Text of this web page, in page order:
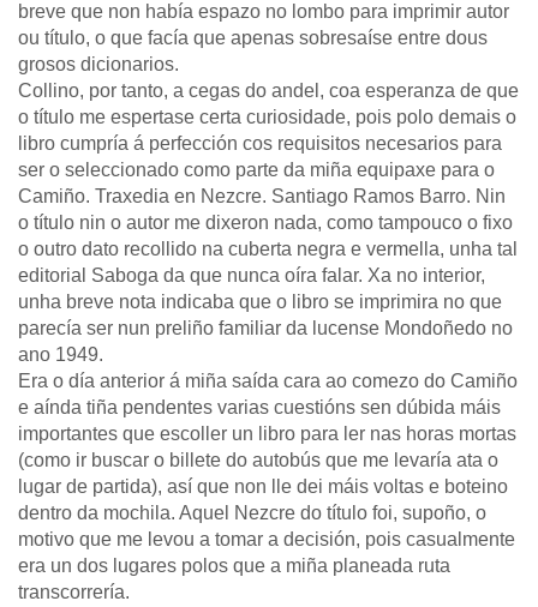
breve que non había espazo no lombo para imprimir autor
ou título, o que facía que apenas sobresaíse entre dous
grosos dicionarios.
Collino, por tanto, a cegas do andel, coa esperanza de que
o título me espertase certa curiosidade, pois polo demais o
libro cumpría á perfección cos requisitos necesarios para
ser o seleccionado como parte da miña equipaxe para o
Camiño. Traxedia en Nezcre. Santiago Ramos Barro. Nin
o título nin o autor me dixeron nada, como tampouco o fixo
o outro dato recollido na cuberta negra e vermella, unha tal
editorial Saboga da que nunca oíra falar. Xa no interior,
unha breve nota indicaba que o libro se imprimira no que
parecía ser nun preliño familiar da lucense Mondoñedo no
ano 1949.
Era o día anterior á miña saída cara ao comezo do Camiño
e aínda tiña pendentes varias cuestións sen dúbida máis
importantes que escoller un libro para ler nas horas mortas
(como ir buscar o billete do autobús que me levaría ata o
lugar de partida), así que non lle dei máis voltas e boteino
dentro da mochila. Aquel Nezcre do título foi, supoño, o
motivo que me levou a tomar a decisión, pois casualmente
era un dos lugares polos que a miña planeada ruta
transcorrería.